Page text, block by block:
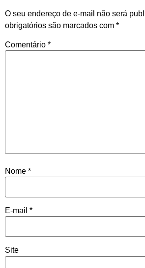
O seu endereço de e-mail não será
obrigatórios são marcados com *
Comentário *
Nome *
E-mail *
Site